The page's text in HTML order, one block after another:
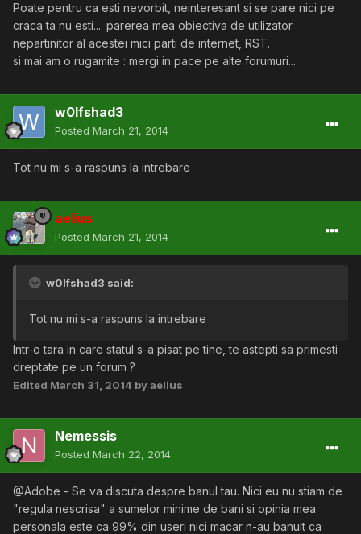
Poate pentru ca esti nevorbit, neinteresant si se pare nici pe
craca ta nu esti.... parerea mea obiectiva de utilizator
nepartinitor al acestei mici parti de internet, RST.
si mai am o rugamite : mergi in pace pe alte forumuri...
w0lfshad3
Posted March 21, 2014
Tot nu mi s-a raspuns la intrebare
aelius
Posted March 21, 2014
w0lfshad3 said:
Tot nu mi s-a raspuns la intrebare
Intr-o tara in care statul s-a pisat pe tine, te astepti sa primesti
dreptate pe un forum ?
Edited March 31, 2014 by aelius
Nemessis
Posted March 22, 2014
@Adobe - Se va discuta despre banul tau. Nici eu nu stiam de
"regula nescrisa" a sumelor minime de bani si opinia mea
personala este ca 99% din useri nici macar n-au banuit ca